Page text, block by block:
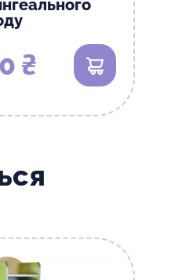
₴ В кошик